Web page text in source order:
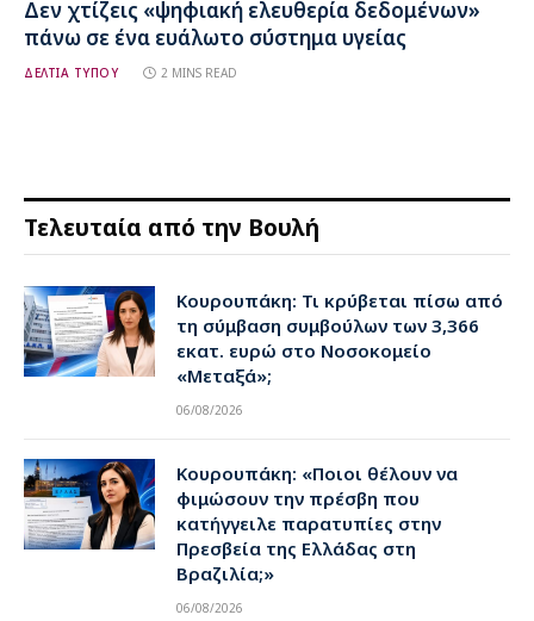
Δεν χτίζεις «ψηφιακή ελευθερία δεδομένων»
πάνω σε ένα ευάλωτο σύστημα υγείας
ΔΕΛΤΙΑ ΤΥΠΟΥ 2 MINS READ
Τελευταία από την Βουλή
Κουρουπάκη: Τι κρύβεται πίσω από
τη σύμβαση συμβούλων των 3,366
εκατ. ευρώ στο Νοσοκομείο
«Μεταξά»;
06/08/2026
Κουρουπάκη: «Ποιοι θέλουν να
φιμώσουν την πρέσβη που
κατήγγειλε παρατυπίες στην
Πρεσβεία της Ελλάδας στη
Βραζιλία;»
06/08/2026